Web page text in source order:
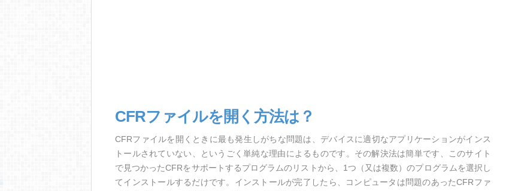
CFRファイルを開く方法は？
CFRファイルを開くときに最も発生しがちな問題は、デバイスに適切なアプリケーションがインス
トールされていない、というごく単純な理由によるものです。その解決法は簡単です、このサイト
で見つかったCFRをサポートするプログラムのリストから、1つ（又は複数）のプログラムを選択し
てインストールするだけです。インストールが完了したら、コンピュータは問題のあったCFRファ